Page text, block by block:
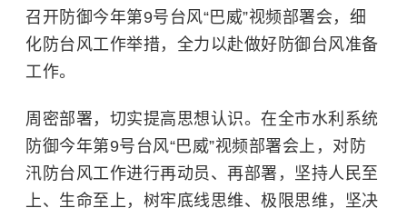
召开防御今年第9号台风“巴威”视频部署会，细
化防台风工作举措，全力以赴做好防御台风准备
工作。
周密部署，切实提高思想认识。在全市水利系统
防御今年第9号台风“巴威”视频部署会上，对防
汛防台风工作进行再动员、再部署，坚持人民至
上、生命至上，树牢底线思维、极限思维，坚决